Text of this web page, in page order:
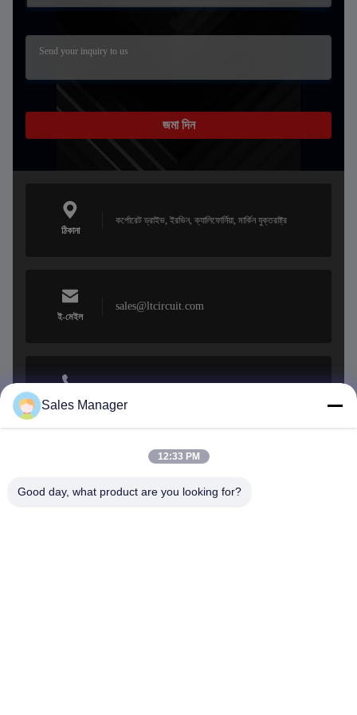
জমা দিন
ঠিকানা
কর্পোরেট ড্রাইভ, ইরভিন, ক্যালিফোর্নিয়া, মার্কিন যুক্তরাষ্ট্র
ই-মেইল
sales@ltcircuit.com
ফোন
Sales Manager
12:33 PM
Good day, what product are you looking for?